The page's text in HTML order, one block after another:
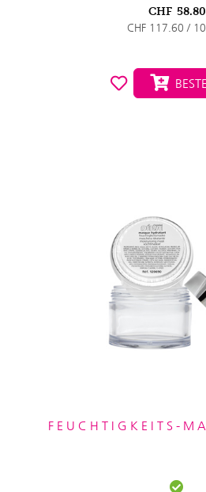
CHF 58.80
CHF 117.60 /
FEUCHTIGKEITS-